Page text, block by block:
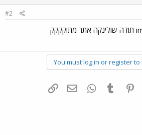
#2
You must log in or register to
Reddit
Pinterest
Tumblr
WhatsAppדואר אלקטרוני